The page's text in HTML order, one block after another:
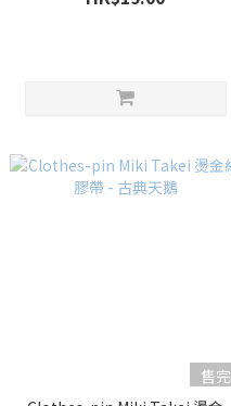
售完